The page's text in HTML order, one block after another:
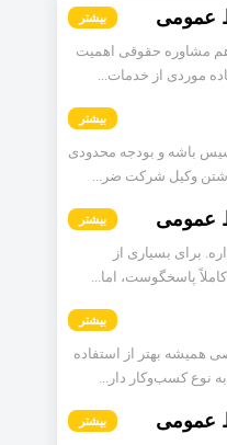
عمومی بیشتر
مشاوره حقوقی اهمیت
موردی از خدمات...
بیشتر
باشه و بودجه محدودی
وکیل شرکت ضر...
عمومی بیشتر
برای بسیاری از
پاسخگوست، اما...
بیشتر
همیشه بهتر از استفاده
نوع کسب‌وکار دار...
عمومی بیشتر